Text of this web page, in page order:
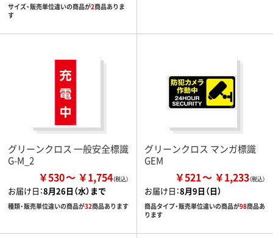
サイズ・販売単位違いの商品が2商品ありま
す
グリーンクロス 一般安全標識
G-M_2
￥530 ￥1,754
お届け日：8月26日（水）まで
種類・販売単位違いの商品が32商品あります
グリーンクロス マンガ標識
GEM
￥521 ￥1,233
お届け日：8月9日（日）
商品タイプ・販売単位違いの商品が98商品あ
ります